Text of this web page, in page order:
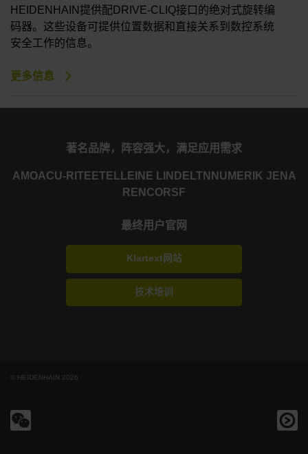
HEIDENHAIN提供配DRIVE-CLIQ接口的绝对式旋转编
码器。这些设备可提供位置数据和直接关系到数控系统
安全工作的信息。
更多信息
著名品牌，阵容强大，满足应用需求
AMOACU-RITE ETEL LEINE LINDE LTN NUMERIK JENA
RENCORSF
最终用户官网
Klartext网站
技术培训
© HEIDENHAIN 2026